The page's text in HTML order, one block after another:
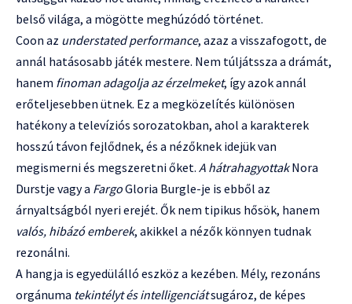
belső világa, a mögötte meghúzódó történet.
Coon az understated performance, azaz a visszafogott, de
annál hatásosabb játék mestere. Nem túljátssza a drámát,
hanem finoman adagolja az érzelmeket, így azok annál
erőteljesebben ütnek. Ez a megközelítés különösen
hatékony a televíziós sorozatokban, ahol a karakterek
hosszú távon fejlődnek, és a nézőknek idejük van
megismerni és megszeretni őket. A hátrahagyottakNora
Durstje vagy a FargoGloria Burgle-je is ebből az
árnyaltságból nyeri erejét. Ők nem tipikus hősök, hanem
valós, hibázó emberek, akikkel a nézők könnyen tudnak
rezonálni.
A hangja is egyedülálló eszköz a kezében. Mély, rezonáns
orgánuma tekintélyt és intelligenciátsugároz, de képes